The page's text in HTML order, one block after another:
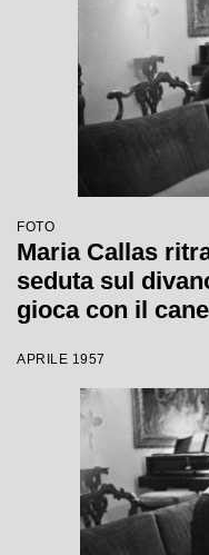
FOTO
Maria Callas
seduta sul
gioca con il cane
APRILE 1957